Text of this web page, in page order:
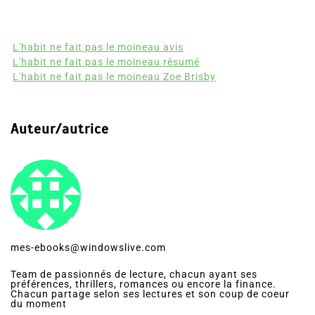
L'habit ne fait pas le moineau avis
L'habit ne fait pas le moineau résumé
L'habit ne fait pas le moineau Zoe Brisby
Auteur/autrice
mes-ebooks@windowslive.com
Team de passionnés de lecture, chacun ayant ses
préférences, thrillers, romances ou encore la finance.
Chacun partage selon ses lectures et son coup de coeur
du moment